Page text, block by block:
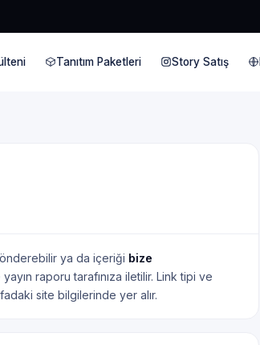
Tanıtım Paketleri Story Satış
ya da içeriği bize
raporu tarafınıza iletilir. Link tipi ve
site bilgilerinde yer alır.